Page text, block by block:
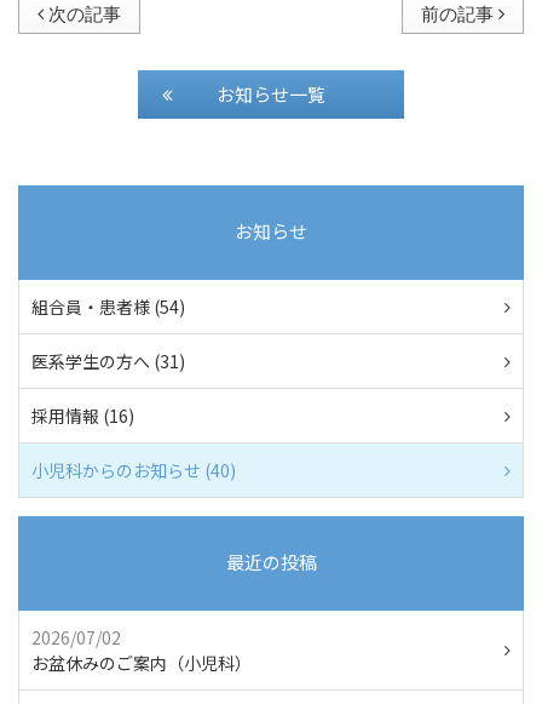
次の記事 前の記事
お知らせ一覧
お知らせ
組合員・患者様 (54)
医系学生の方へ (31)
採用情報 (16)
小児科からのお知らせ (40)
最近の投稿
2026/07/02
お盆休みのご案内（小児科）